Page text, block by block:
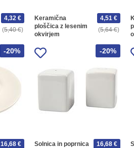
5,40 €
4,32 €
Keramična
ploščica z lesenim
okvirjem
5,64 €
4,51 €
-20%
16,68 €
-20%
Solnica in poprnica
16,68 €